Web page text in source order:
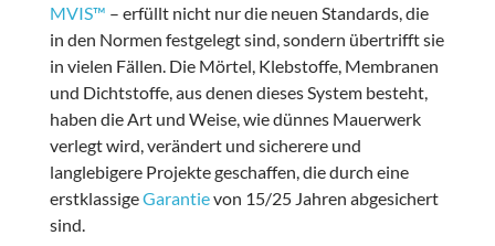
MVIS™ – erfüllt nicht nur die neuen Standards, die
in den Normen festgelegt sind, sondern übertrifft sie
in vielen Fällen. Die Mörtel, Klebstoffe, Membranen
und Dichtstoffe, aus denen dieses System besteht,
haben die Art und Weise, wie dünnes Mauerwerk
verlegt wird, verändert und sicherere und
langlebigere Projekte geschaffen, die durch eine
erstklassigeGarantievon 15/25 Jahren abgesichert
sind.